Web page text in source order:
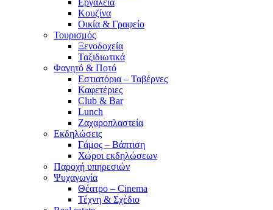
Εργαλεία
Κουζίνα
Οικία & Γραφείο
Τουρισμός
Ξενοδοχεία
Ταξιδιωτικά
Φαγητό & Ποτό
Εστιατόρια – Ταβέρνες
Καφετέριες
Club & Bar
Lunch
Ζαχαροπλαστεία
Εκδηλώσεις
Γάμος – Βάπτιση
Χώροι εκδηλώσεων
Παροχή υπηρεσιών
Ψυχαγωγία
Θέατρο – Cinema
Τέχνη & Σχέδιο